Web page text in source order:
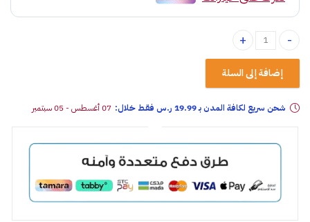
كوب جنوط فورد اكسبلور 66mm quantity
إضافة إلى السلة
شحن سريع لكافة المدن بـ 19.99 ر.س فقـط خلال: 07 أغسطس - 05 سبتمبر